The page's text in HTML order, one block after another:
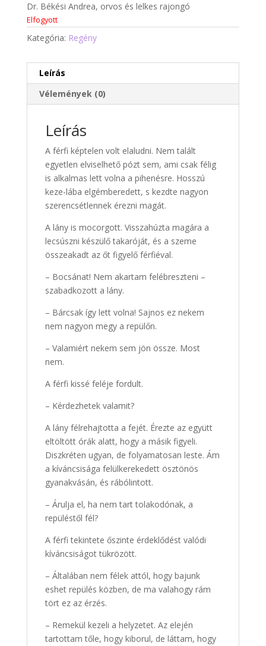
Dr. Békési Andrea, orvos és lelkes rajongó
Elfogyott
Kategória: Regény
Leírás
Vélemények (0)
Leírás
A férfi képtelen volt elaludni. Nem talált
egyetlen elviselhető pózt sem, ami csak félig
is alkalmas lett volna a pihenésre. Hosszú
keze-lába elgémberedett, s kezdte nagyon
szerencsétlennek érezni magát.
A lány is mocorgott. Visszahúzta magára a
lecsúszni készülő takaróját, és a szeme
összeakadt az őt figyelő férfiéval.
– Bocsánat! Nem akartam felébreszteni –
szabadkozott a lány.
– Bárcsak így lett volna! Sajnos ez nekem
nem nagyon megy a repülőn.
– Valamiért nekem sem jön össze. Most
nem.
A férfi kissé feléje fordult.
– Kérdezhetek valamit?
A lány félrehajtotta a fejét. Érezte az együtt
eltöltött órák alatt, hogy a másik figyeli.
Diszkréten ugyan, de folyamatosan leste. Ám
a kíváncsisága felülkerekedett ösztönös
gyanakvásán, és rábólintott.
– Árulja el, ha nem tart tolakodónak, a
repüléstől fél?
A férfi tekintete őszinte érdeklődést valódi
kíváncsiságot tükrözött.
– Általában nem félek attól, hogy bajunk
eshet repülés közben, de ma valahogy rám
tört ez az érzés.
– Remekül kezeli a helyzetet. Az elején
tartottam tőle, hogy kiborul, de láttam, hogy